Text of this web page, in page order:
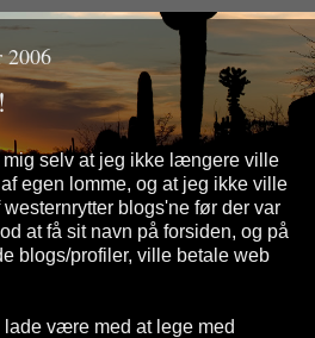
2006
selv at jeg ikke længere ville
egen lomme, og at jeg ikke ville
blogs'ne før der var
at få sit navn på forsiden, og på
blogs/profiler, ville betale web
være med at lege med